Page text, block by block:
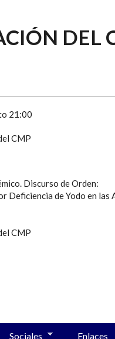
DEL
21:00
CMP
Discurso de Orden:
Deficiencia de Yodo en las
CMP
Sociales Enlaces